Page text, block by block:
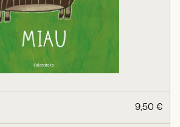
9,50 €